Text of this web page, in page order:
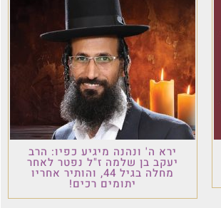
ירא ה' ונהנה מיגיע כפיו: הרב
יעקב בן שלמה ז"ל נפטר לאחר
מחלה בגיל 44, והותיר אחריו
יתומים רכים!